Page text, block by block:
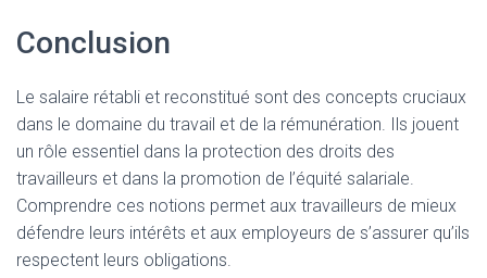
Conclusion
Le salaire rétabli et reconstitué sont des concepts cruciaux
dans le domaine du travail et de la rémunération. Ils jouent
un rôle essentiel dans la protection des droits des
travailleurs et dans la promotion de l’équité salariale.
Comprendre ces notions permet aux travailleurs de mieux
défendre leurs intérêts et aux employeurs de s’assurer qu’ils
respectent leurs obligations.